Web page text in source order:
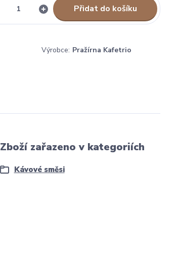
Přidat do košíku
Výrobce: Pražírna Kafetrio
Zboží zařazeno v kategoriích
Kávové směsi